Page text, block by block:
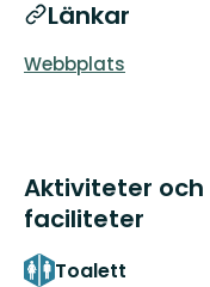
Länkar
Webbplats
Aktiviteter och
faciliteter
Toalett